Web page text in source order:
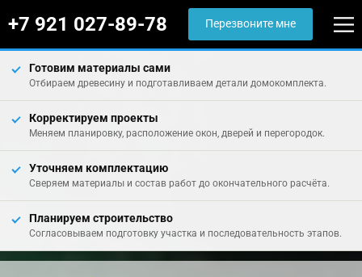
+7 921 027-89-78 Перезвоните мне
Готовим материалы сами
Отбираем древесину и подготавливаем детали домокомплекта.
Корректируем проекты
Меняем планировку, расположение окон, дверей и перегородок.
Уточняем комплектацию
Сверяем материалы и состав работ до окончательного расчёта.
Планируем строительство
Согласовываем подготовку участка и последовательность этапов.